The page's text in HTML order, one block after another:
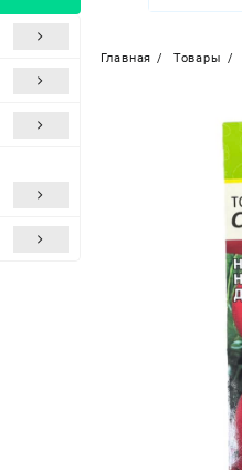
Главная Товары